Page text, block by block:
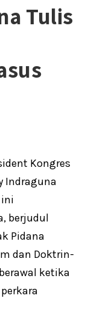
Tulis
Kongres
Indraguna
ini
berjudul
Pidana
dan Doktrin-
ketika